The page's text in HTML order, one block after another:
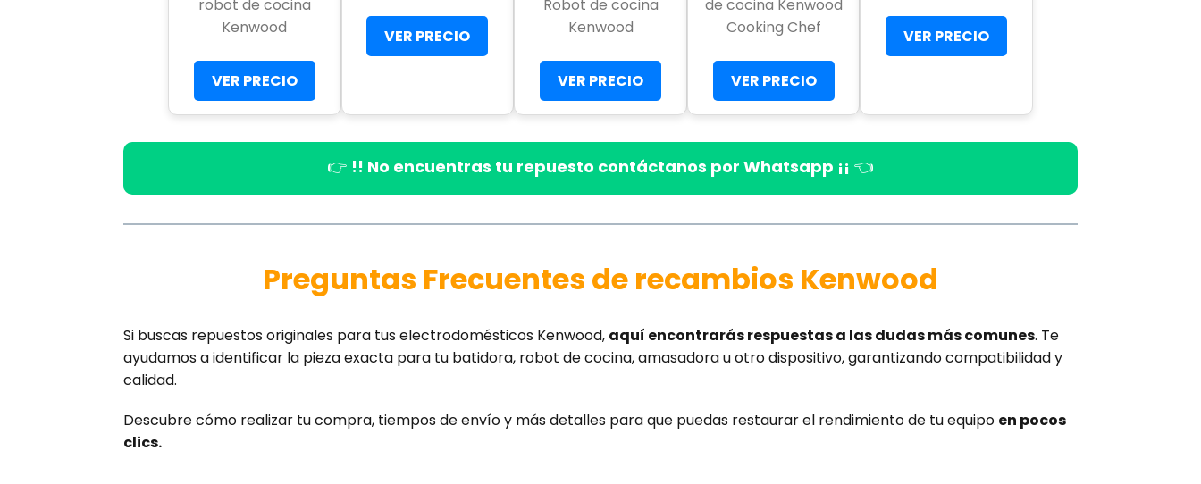
robot de cocina
Kenwood
VER PRECIO
VER PRECIO
Robot de cocina
Kenwood
VER PRECIO
de cocina Kenwood
Cooking Chef
VER PRECIO
VER PRECIO
👉 !! No encuentras tu repuesto contáctanos por Whatsapp ¡¡ 👈
Preguntas Frecuentes de recambios Kenwood
Si buscas repuestos originales para tus electrodomésticos Kenwood, aquí encontrarás respuestas a las dudas más comunes. Te
ayudamos a identificar la pieza exacta para tu batidora, robot de cocina, amasadora u otro dispositivo, garantizando compatibilidad y
calidad.
Descubre cómo realizar tu compra, tiempos de envío y más detalles para que puedas restaurar el rendimiento de tu equipo en pocos
clics.